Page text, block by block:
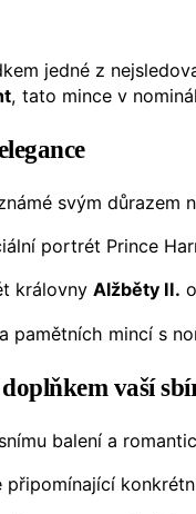
jedné z
, tato mince v
svým důrazem
portrét Prince
královny Alžběty II.
pamětních mincí s
vaší
balení a
připomínající